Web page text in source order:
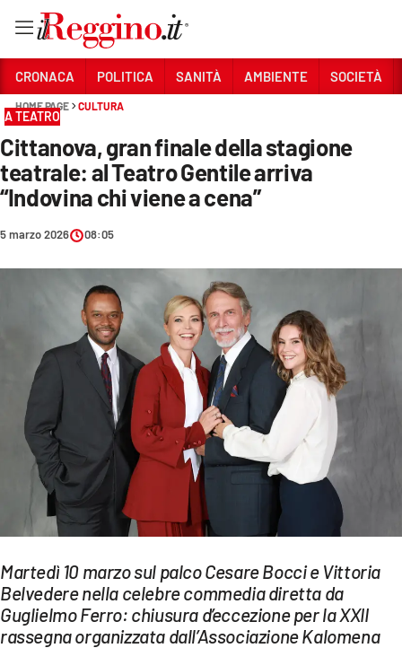
Sezioni
CRONACA
POLITICA
SANITÀ
AMBIENTE
CULTURA
ECONOMIA E LAVORO
EVENTI
SPORT
Streaming
LAC NETWORK
LAC ONAIR
CRONACA POLITICA SANITÀ AMBIENTE SOCIETÀ
HOME PAGE CULTURA
A TEATRO
Cittanova, gran finale della stagione
teatrale: al Teatro Gentile arriva
“Indovina chi viene a cena”
5 marzo 2026 08:05
Martedì 10 marzo sul palco Cesare Bocci e Vittoria
Belvedere nella celebre commedia diretta da
Guglielmo Ferro: chiusura d’eccezione per la XXII
rassegna organizzata dall’Associazione Kalomena